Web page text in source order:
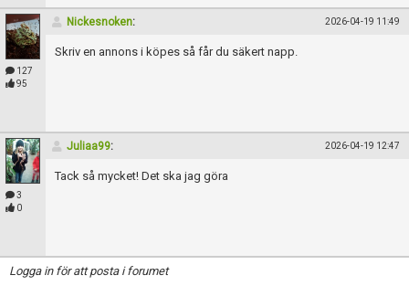
127
95
Nickesnoken: 2026-04-19 11:49
Skriv en annons i köpes så får du säkert napp.
3
0
Juliaa99: 2026-04-19 12:47
Tack så mycket! Det ska jag göra
Logga in för att posta i forumet
Skapa konto